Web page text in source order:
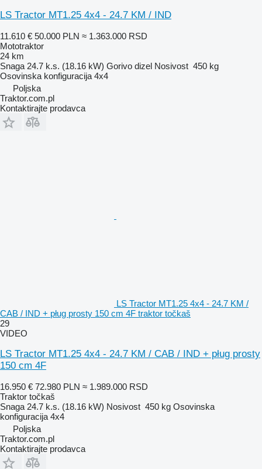
LS Tractor MT1.25 4x4 - 24.7 KM / IND
11.610 € 50.000 PLN ≈ 1.363.000 RSD
Mototraktor
24 km
Snaga 24.7 k.s. (18.16 kW) Gorivo dizel Nosivost 450 kg
Osovinska konfiguracija 4x4
Poljska
Traktor.com.pl
Kontaktirajte prodavca
LS Tractor MT1.25 4x4 - 24.7 KM /
CAB / IND + pług prosty 150 cm 4F traktor točkaš
29
VIDEO
LS Tractor MT1.25 4x4 - 24.7 KM / CAB / IND + pług prosty
150 cm 4F
16.950 € 72.980 PLN ≈ 1.989.000 RSD
Traktor točkaš
Snaga 24.7 k.s. (18.16 kW) Nosivost 450 kg Osovinska
konfiguracija 4x4
Poljska
Traktor.com.pl
Kontaktirajte prodavca